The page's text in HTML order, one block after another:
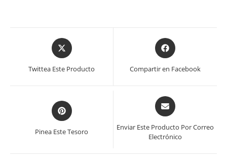
Se
abre
una
Twittea Este Producto
Se
abre
una
ventana
Compartir en Facebook
Se
abre
una
Pinea Este Tesoro
Se
abre
una
Enviar Este Producto Por Correo
Electrónico